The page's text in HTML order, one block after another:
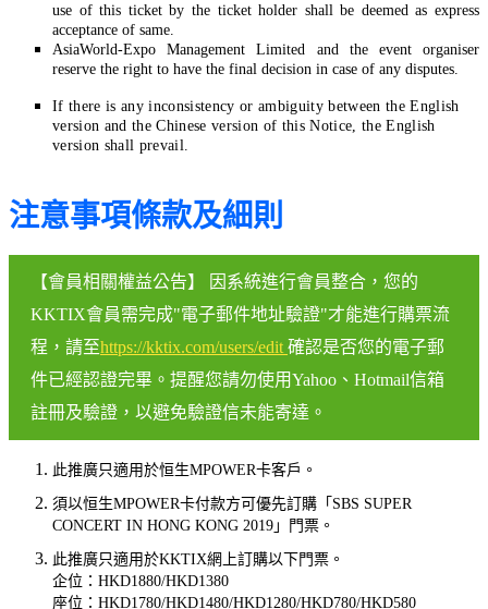
use of this ticket by the ticket holder shall be deemed as express
acceptance of same.
AsiaWorld-Expo Management Limited and the event organiser
reserve the right to have the final decision in case of any disputes.
If there is any inconsistency or ambiguity between the English
version and the Chinese version of this Notice, the English
version shall prevail.
注意事項條款及細則
【會員相關權益公告】 因系統進行會員整合，您的
KKTIX會員需完成"電子郵件地址驗證"才能進行購票流
程，請至https://kktix.com/users/edit 確認是否您的電子郵
件已經認證完畢。提醒您請勿使用Yahoo、Hotmail信箱
註冊及驗證，以避免驗證信未能寄達。
此推廣只適用於恒生MPOWER卡客戶。
須以恒生MPOWER卡付款方可優先訂購「SBS SUPER
CONCERT IN HONG KONG 2019」門票。
此推廣只適用於KKTIX網上訂購以下門票。
企位：HKD1880/HKD1380
座位：HKD1780/HKD1480/HKD1280/HKD780/HKD580